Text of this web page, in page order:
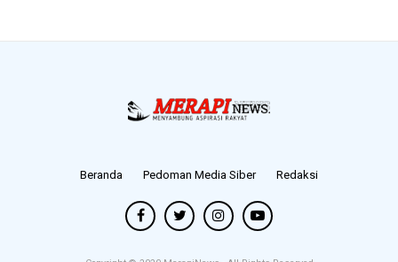
Beranda Pedoman Media Siber Redaksi